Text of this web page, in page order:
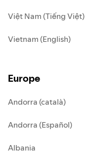
Việt Nam (Tiếng Việt)
Vietnam (English)
Europe
Andorra (català)
Andorra (Español)
Albania